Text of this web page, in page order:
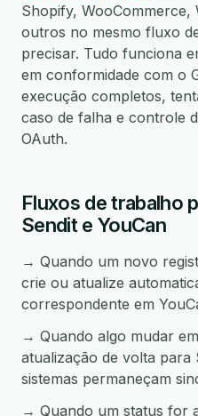
Shopify, WooCommerce,
outros no mesmo fluxo
precisar. Tudo funciona
em conformidade com o
execução completos,
caso de falha e controle
OAuth.
Fluxos de trabalho
Sendit e YouCan
→ Quando um novo
crie ou atualize
correspondente em
→ Quando algo mudar
atualização de volta para
sistemas permaneçam
→ Quando um status for